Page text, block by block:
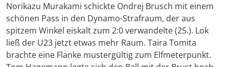
Norikazu Murakami schickte Ondrej Brusch mit einem
schönen Pass in den Dynamo-Strafraum, der aus
spitzem Winkel eiskalt zum 2:0 verwandelte (25.). Lok
ließ der U23 jetzt etwas mehr Raum. Taira Tomita
brachte eine Flanke mustergültig zum Elfmeterpunkt.